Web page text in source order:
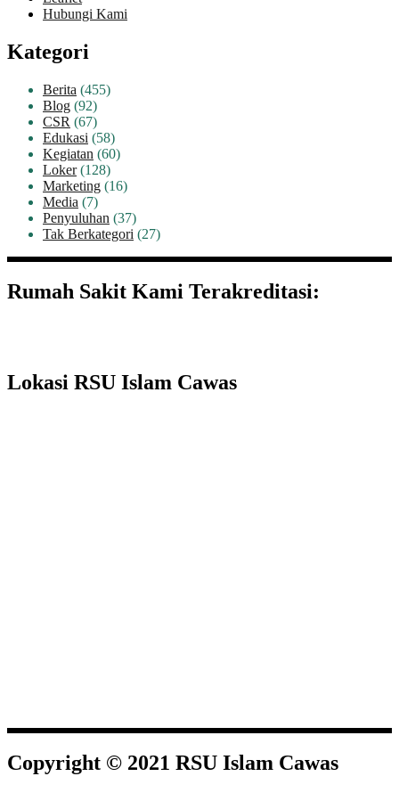
Hubungi Kami
Kategori
Berita (455)
Blog (92)
CSR (67)
Edukasi (58)
Kegiatan (60)
Loker(128)
Marketing (16)
Media (7)
Penyuluhan (37)
Tak Berkategori (27)
Rumah Sakit Kami Terakreditasi:
Lokasi RSU Islam Cawas
Copyright © 2021 RSU Islam Cawas